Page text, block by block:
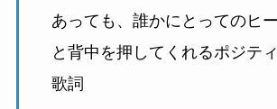
あっても、誰かにとってのヒ
と 背中を押してくれるポジテ
歌詞